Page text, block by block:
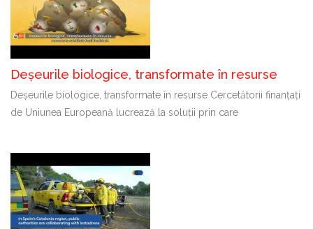
Deșeurile biologice, transformate în resurse
Deșeurile biologice, transformate în resurse Cercetătorii finanțați
de Uniunea Europeană lucrează la soluții prin care